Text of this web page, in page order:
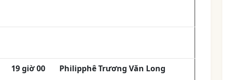
19 giờ 00 Philipphê Trương Văn Long